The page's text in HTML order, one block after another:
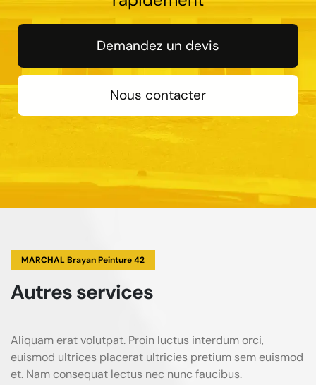
Demandez un devis
Nous contacter
MARCHAL Brayan Peinture 42
Autres services
Aliquam erat volutpat. Proin luctus interdum orci,
euismod ultrices placerat ultricies pretium sem euismod
et. Nam consequat lectus nec nunc faucibus.